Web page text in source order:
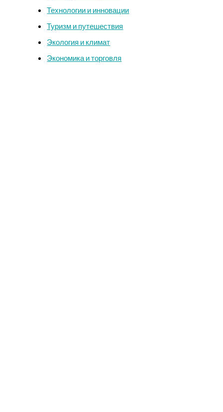
Технологии и инновации
Туризм и путешествия
Экология и климат
Экономика и торговля